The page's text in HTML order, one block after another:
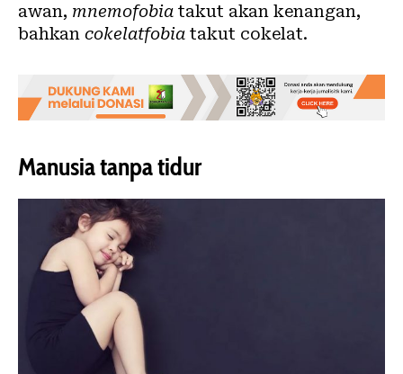
awan, mnemofobia takut akan kenangan,
bahkan cokelatfobia takut cokelat.
Manusia tanpa tidur